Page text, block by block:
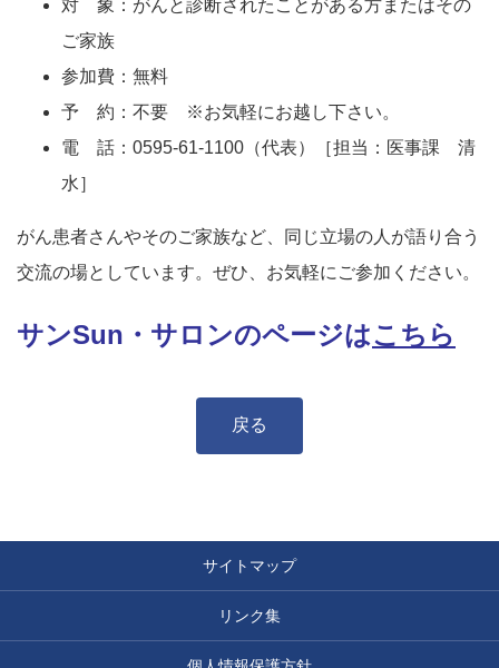
対 象：がんと診断されたことがある方またはその
ご家族
参加費：無料
予 約：不要 ※お気軽にお越し下さい。
電 話：0595-61-1100（代表）［担当：医事課 清
水］
がん患者さんやそのご家族など、同じ立場の人が語り合う
交流の場としています。ぜひ、お気軽にご参加ください。
サンSun・サロンのページはこちら
戻る
サイトマップ
リンク集